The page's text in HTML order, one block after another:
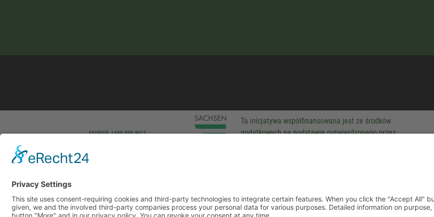
Ta inicjatywa współfinansowana jest ze środków
podatkowych na podstawie potwierdzonego przez
This site uses consent-requiring cookies and third-party technologies to integrate certain features. When you click
consent is given, we and the involved third-party companies process your personal data for various purposes.
can be found under the button "More" and in our privacy policy. You can revoke your consent at any time.